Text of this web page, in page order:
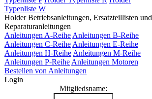
Typenliste W
Holder Betriebsanleitungen, Ersatzteillisten und
Reparaturanleitungen
Anleitungen A-Reihe Anleitungen B-Reihe
Anleitungen C-Reihe Anleitungen E-Reihe
Anleitungen H-Reihe Anleitungen M-Reihe
Anleitungen P-Reihe Anleitungen Motoren
Bestellen von Anleitungen
Login
Mitgliedsname: